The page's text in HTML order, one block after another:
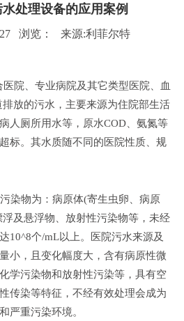
处理设备的应用案例
浏览： 来源:利菲尔特
院、专业病院及其它类型医院、血
放的污水，主要来源为住院部生活
人厕所用水等，原水COD、氨氮等
标。其水质随不同的医院性质、规
染物为：病原体(寄生虫卵、病原
及悬浮物、放射性污染物等，未经
10^8个/mL以上。医院污水来源及
小，且变化幅度大，含有病原性微
学污染物和放射性污染等，具有空
传染等特征，不经有效处理会成为
严重污染环境。